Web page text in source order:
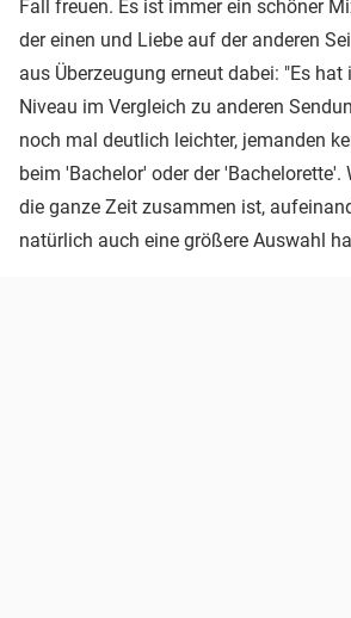
Fall freuen. Es ist immer ein schöner
der einen und Liebe auf der anderen
aus Überzeugung erneut dabei: "Es
Niveau im Vergleich zu anderen
noch mal deutlich leichter, jemanden
beim 'Bachelor' oder der
die ganze Zeit zusammen ist,
natürlich auch eine größere Auswahl